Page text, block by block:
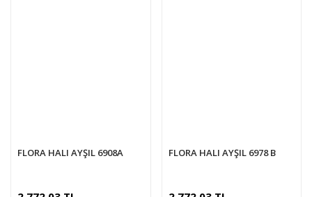
FLORA HALI AYŞIL 6908A FLORA HALI AYŞIL 6978 B